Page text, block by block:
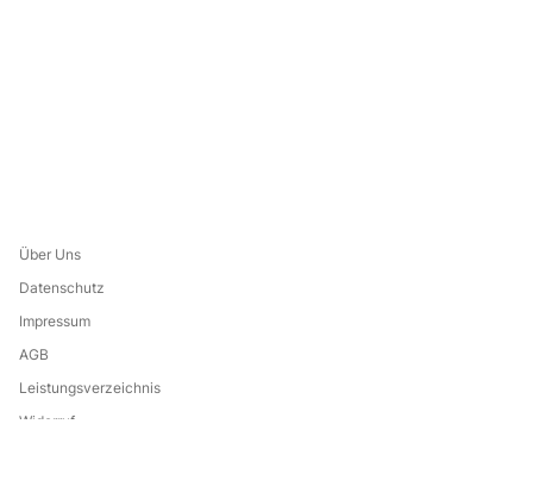
Über Uns
Datenschutz
Impressum
AGB
Leistungsverzeichnis
Widerruf